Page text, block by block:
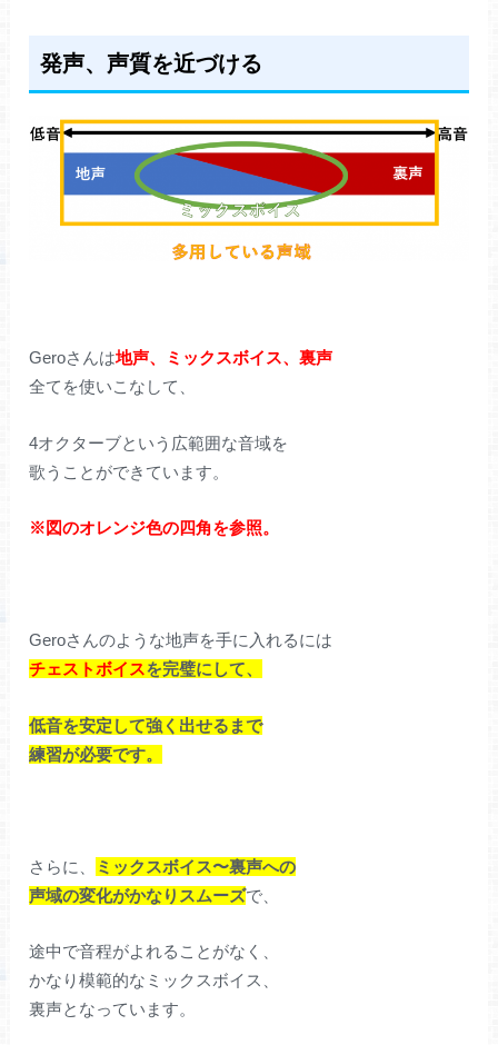
発声、声質を近づける
Geroさんは地声、ミックスボイス、裏声
全てを使いこなして、
4オクターブという広範囲な音域を
歌うことができています。
※図のオレンジ色の四角を参照。
Geroさんのような地声を手に入れるには
チェストボイスを完璧にして、
低音を安定して強く出せるまで
練習が必要です。
さらに、
ミックスボイス〜裏声への
声域の変化がかなりスムーズで、
途中で音程がよれることがなく、
かなり模範的なミックスボイス、
裏声となっています。